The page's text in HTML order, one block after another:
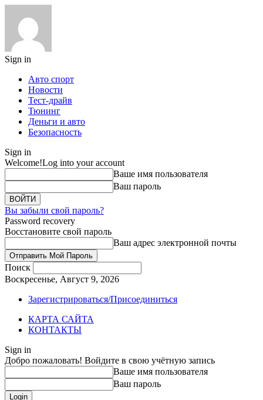
Sign in
Авто спорт
Новости
Тест-драйв
Тюнинг
Деньги и авто
Безопасность
Sign in
Welcome!Log into your account
Ваше имя пользователя
Ваш пароль
Вы забыли свой пароль?
Password recovery
Восстановите свой пароль
Ваш адрес электронной почты
Поиск
Воскресенье, Август 9, 2026
Зарегистрироваться/Присоединиться
КАРТА САЙТА
КОНТАКТЫ
Sign in
Добро пожаловать! Войдите в свою учётную запись
Ваше имя пользователя
Ваш пароль